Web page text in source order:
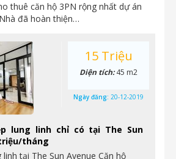
thuê căn hộ 3PN rộng nhất dự án
đã hoàn thiện…
lung linh chỉ có tại The Sun
tháng
tại The Sun Avenue Căn hộ
15 Triệu
Diện tích:45 m2
Ngày đăng: 20-12-2019